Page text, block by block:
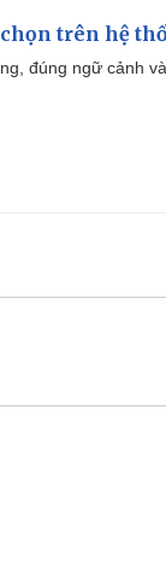
trên hệ
đúng ngữ cảnh